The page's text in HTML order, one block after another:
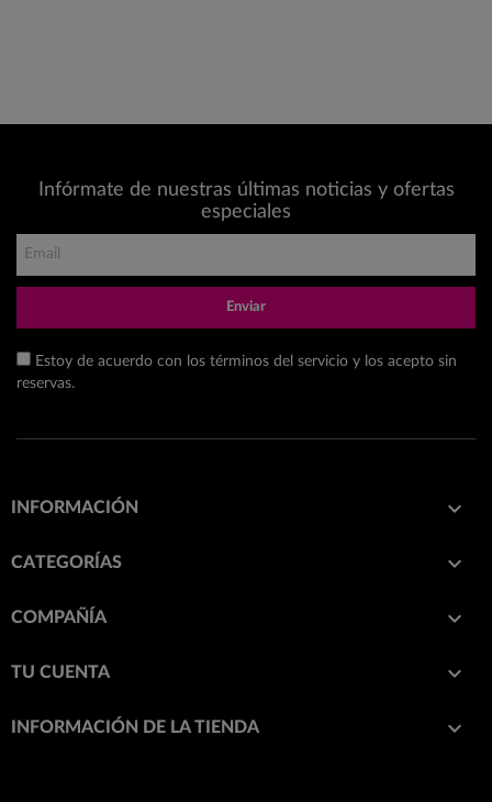
Infórmate de nuestras últimas noticias y ofertas
especiales
Enviar
Estoy de acuerdo con los términos del servicio y los acepto sin
reservas.
INFORMACIÓN 
CATEGORÍAS 
COMPAÑÍA 
TU CUENTA 
INFORMACIÓN DE LA TIENDA keyboard_arrow_down